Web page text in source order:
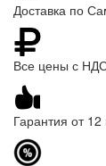
Доставка по
Все цены с
Гарантия от